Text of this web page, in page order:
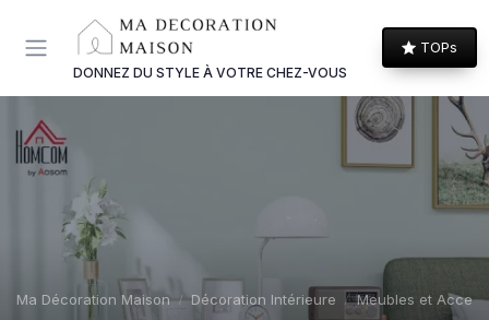
DONNEZ DU STYLE À VOTRE CHEZ-VOUS
TOPs
Ma Décoration Maison Décoration Intérieure Meubles et
Panneau de gestion des cookies